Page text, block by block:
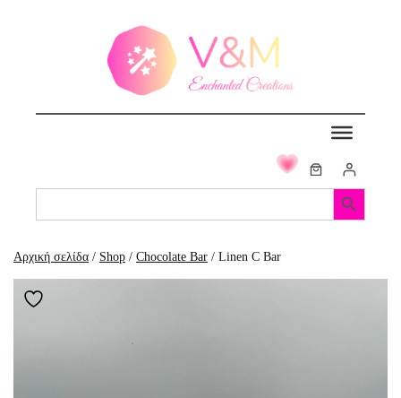
Search
Search Button
Αρχική σελίδα / Shop / Chocolate Bar / Linen C Bar